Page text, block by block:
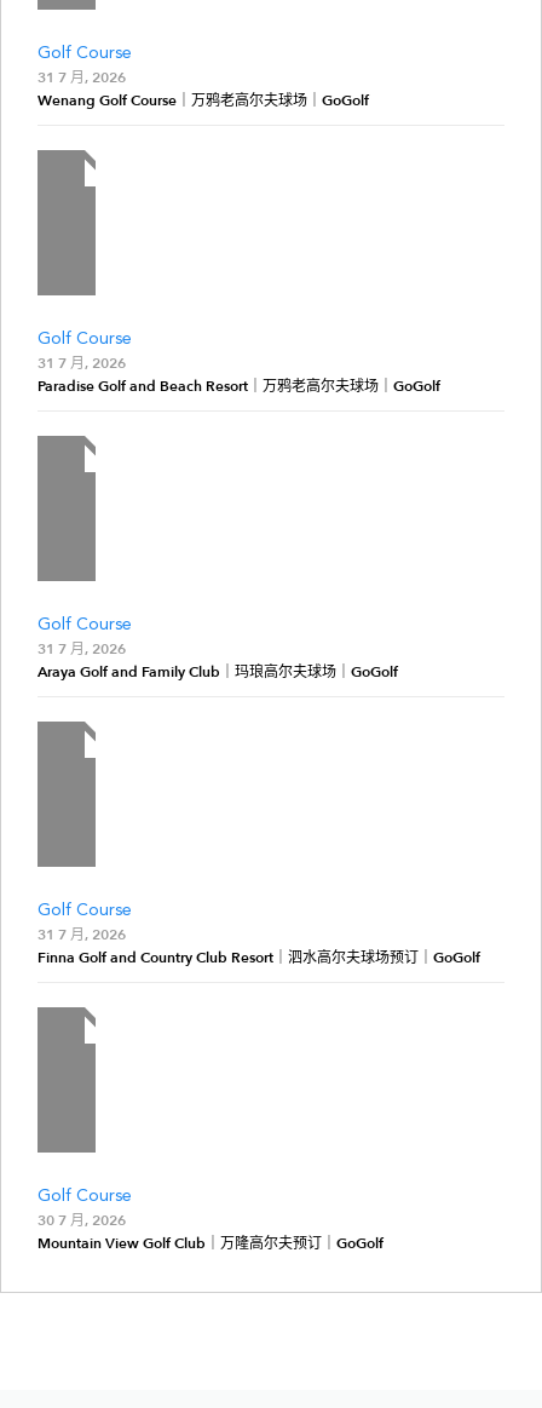
Golf Course
31 7 月, 2026
Wenang Golf Course｜万鸦老高尔夫球场｜GoGolf
Golf Course
31 7 月, 2026
Paradise Golf and Beach Resort｜万鸦老高尔夫球场｜GoGolf
Golf Course
31 7 月, 2026
Araya Golf and Family Club｜玛琅高尔夫球场｜GoGolf
Golf Course
31 7 月, 2026
Finna Golf and Country Club Resort｜泗水高尔夫球场预订｜GoGolf
Golf Course
30 7 月, 2026
Mountain View Golf Club｜万隆高尔夫预订｜GoGolf